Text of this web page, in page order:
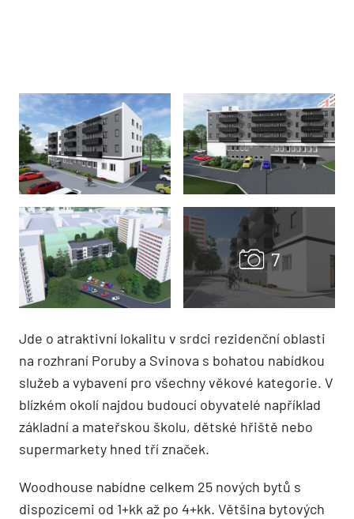
Jde o atraktivní lokalitu v srdci rezidenční oblasti
na rozhraní Poruby a Svinova s bohatou nabídkou
služeb a vybavení pro všechny věkové kategorie. V
blízkém okolí najdou budoucí obyvatelé například
základní a mateřskou školu, dětské hřiště nebo
supermarkety hned tří značek.
Woodhouse nabídne celkem 25 nových bytů s
dispozicemi od 1+kk až po 4+kk. Většina bytových